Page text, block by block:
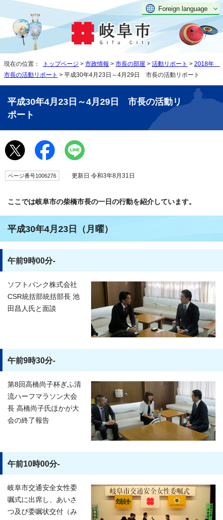
Foreign language
現在の位置： トップページ > 市政情報 > 市長の部屋 > 活動リポート > 2018年
市長の活動リポート > 平成30年4月23日～4月29日 市長の活動リポート
平成30年4月23日～4月29日 市長の活動リ
ポート
ページ番号1006276 更新日 令和3年8月31日
ここでは岐阜市の柴橋市長の一日の行動を紹介しています。
平成30年4月23日（月曜）
午前9時00分-
ソフトバンク株式会社
CSR統括部統括部長 池
田昌人氏と面談
午前9時30分-
第8回高橋尚子杯ぎふ清
流ハーフマラソン大会
長 高橋尚子氏ほかが大
会の終了報告
午前10時00分-
岐阜市交通安全女性委
嘱式に出席し、あいさ
つ及び委嘱状交付（み